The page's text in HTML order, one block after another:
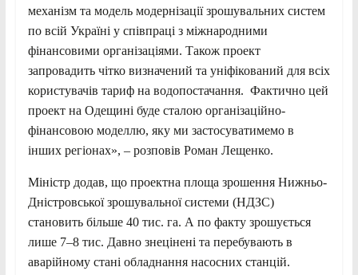
механізм та модель модернізації зрошувальних систем
по всій Україні у співпраці з міжнародними
фінансовими організаціями. Також проект
запровадить чітко визначений та уніфікований для всіх
користувачів тариф на водопостачання. Фактично цей
проект на Одещині буде сталою організаційно-
фінансовою моделлю, яку ми застосуватимемо в
інших регіонах», – розповів Роман Лещенко.
Міністр додав, що проектна площа зрошення Нижньо-
Дністровської зрошувальної системи (НДЗС)
становить більше 40 тис. га. А по факту зрошується
лише 7–8 тис. Давно знецінені та перебувають в
аварійному стані обладнання насосних станцій.